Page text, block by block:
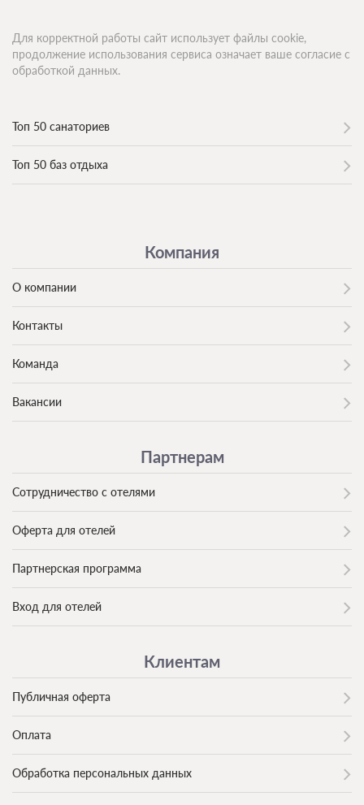
Топ 50 санаториев
Топ 50 баз отдыха
Компания
О компании
Контакты
Команда
Вакансии
Партнерам
Сотрудничество с отелями
Оферта для отелей
Партнерская программа
Вход для отелей
Клиентам
Публичная оферта
Оплата
Обработка персональных данных
Для корректной работы сайт использует файлы cookie,
продолжение использования сервиса означает ваше согласие с
обработкой данных.